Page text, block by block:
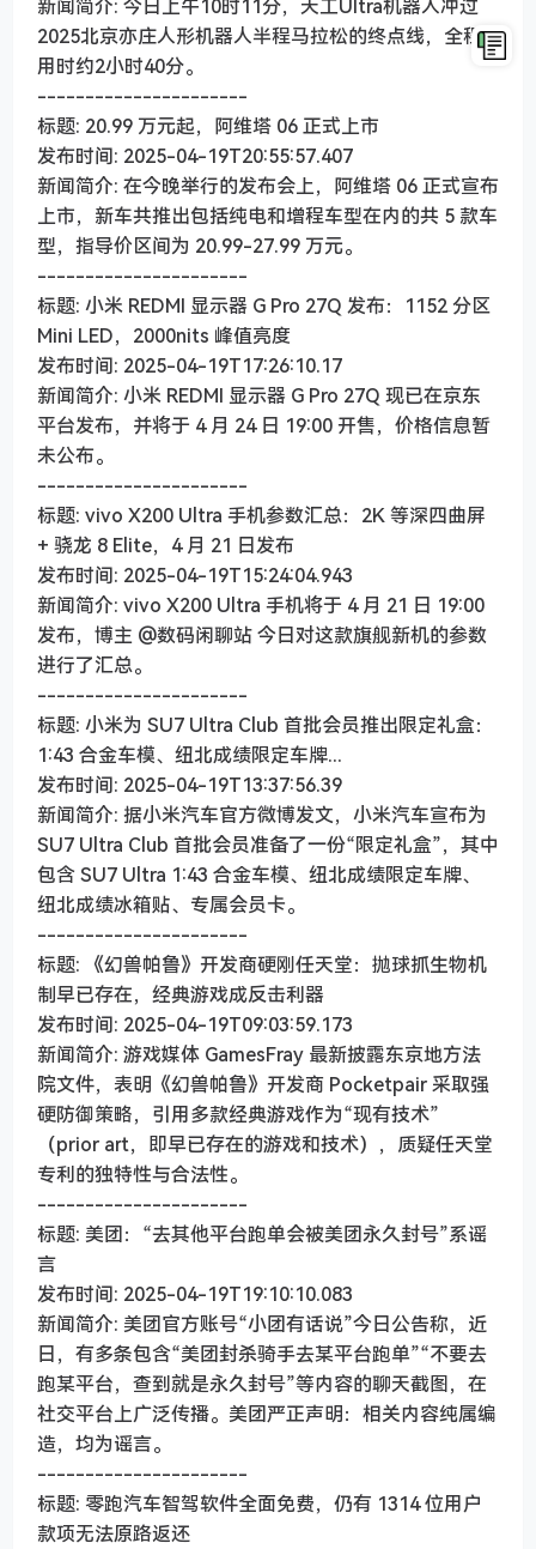
新闻简介: 今日上午10时11分，天工Ultra机器人冲过
2025北京亦庄人形机器人半程马拉松的终点线，全程
用时约2小时40分。
----------------------
标题: 20.99 万元起，阿维塔 06 正式上市
发布时间: 2025-04-19T20:55:57.407
新闻简介: 在今晚举行的发布会上，阿维塔 06 正式宣布
上市，新车共推出包括纯电和增程车型在内的共 5 款车
型，指导价区间为 20.99-27.99 万元。
----------------------
标题: 小米 REDMI 显示器 G Pro 27Q 发布：1152 分区
Mini LED，2000nits 峰值亮度
发布时间: 2025-04-19T17:26:10.17
新闻简介: 小米 REDMI 显示器 G Pro 27Q 现已在京东
平台发布，并将于 4 月 24 日 19:00 开售，价格信息暂
未公布。
----------------------
标题: vivo X200 Ultra 手机参数汇总：2K 等深四曲屏
+ 骁龙 8 Elite，4 月 21 日发布
发布时间: 2025-04-19T15:24:04.943
新闻简介: vivo X200 Ultra 手机将于 4 月 21 日 19:00
发布，博主 @数码闲聊站 今日对这款旗舰新机的参数
进行了汇总。
----------------------
标题: 小米为 SU7 Ultra Club 首批会员推出限定礼盒：
1:43 合金车模、纽北成绩限定车牌...
发布时间: 2025-04-19T13:37:56.39
新闻简介: 据小米汽车官方微博发文，小米汽车宣布为
SU7 Ultra Club 首批会员准备了一份“限定礼盒”，其中
包含 SU7 Ultra 1:43 合金车模、纽北成绩限定车牌、
纽北成绩冰箱贴、专属会员卡。
----------------------
标题: 《幻兽帕鲁》开发商硬刚任天堂：抛球抓生物机
制早已存在，经典游戏成反击利器
发布时间: 2025-04-19T09:03:59.173
新闻简介: 游戏媒体 GamesFray 最新披露东京地方法
院文件，表明《幻兽帕鲁》开发商 Pocketpair 采取强
硬防御策略，引用多款经典游戏作为“现有技术”
（prior art，即早已存在的游戏和技术），质疑任天堂
专利的独特性与合法性。
----------------------
标题: 美团：“去其他平台跑单会被美团永久封号”系谣
言
发布时间: 2025-04-19T19:10:10.083
新闻简介: 美团官方账号“小团有话说”今日公告称，近
日，有多条包含“美团封杀骑手去某平台跑单”“不要去
跑某平台，查到就是永久封号”等内容的聊天截图，在
社交平台上广泛传播。美团严正声明：相关内容纯属编
造，均为谣言。
----------------------
标题: 零跑汽车智驾软件全面免费，仍有 1314 位用户
款项无法原路返还